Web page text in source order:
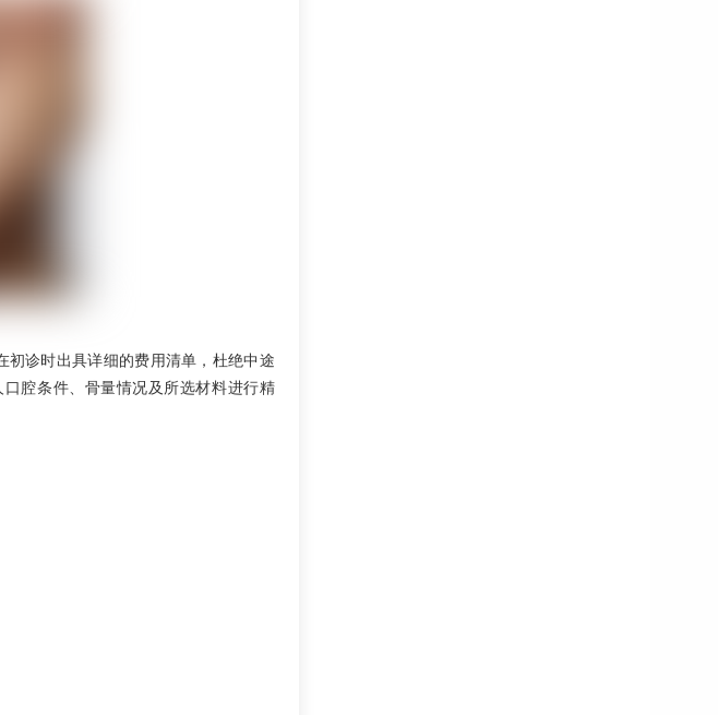
诊时出具详细的费用清单，杜绝中途
腔条件、骨量情况及所选材料进行精